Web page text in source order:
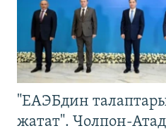
"ЕАЭБдин
жатат". Чолпон-